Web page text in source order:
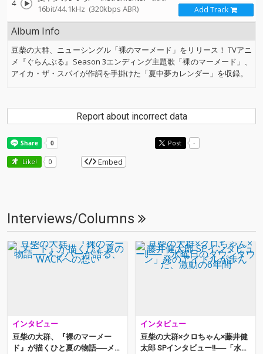
4
16bit/44.1kHz (320kbps ABR) Add Track
Album Info
豆柴の大群、ニューシングル「裸のマーメード」をリリース！ TVアニ
メ『ぐらんぶる』Season 3エンディング主題歌「裸のマーメード」、
アイカ・ザ・スパイが作詞を手掛けた「夏中夢カレンダー」を収録。
Report about incorrect data
Post -
Like! 0 Embed
Interviews/Columns
インタビュー
豆柴の大群、『裸のマーメー
ド』が描くひと夏の物語──メン
インタビュー
豆柴の大群×クロちゃん×藤井健
太郎 SPインタビュー!!──「水曜